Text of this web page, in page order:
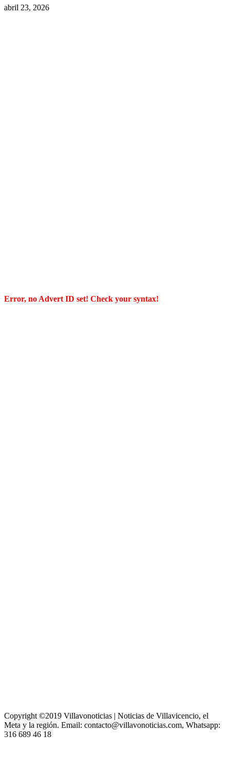
abril 23, 2026
Error, no Advert ID set! Check your syntax!
Copyright ©2019 Villavonoticias | Noticias de Villavicencio, el
Meta y la región. Email: contacto@villavonoticias.com, Whatsapp:
316 689 46 18